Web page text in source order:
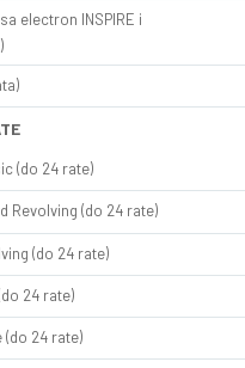
electron INSPIRE i
(do 24 rate)
Revolving (do 24 rate)
(do 24 rate)
24 rate)
(do 24 rate)